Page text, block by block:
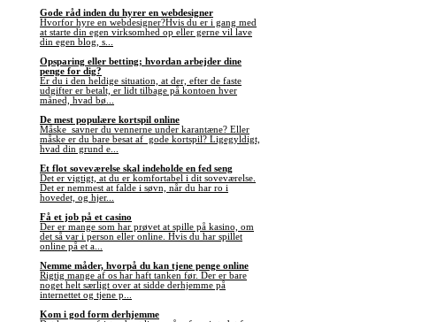
Gode råd inden du hyrer en webdesigner
Hvorfor hyre en webdesigner?Hvis du er i gang med
at starte din egen virksomhed op eller gerne vil lave
din egen blog, s...
Opsparing eller betting; hvordan arbejder dine
penge for dig?
Er du i den heldige situation, at der, efter de faste
udgifter er betalt, er lidt tilbage på kontoen hver
måned, hvad bø...
De mest populære kortspil online
Måske savner du vennerne under karantæne? Eller
måske er du bare besat af gode kortspil? Ligegyldigt,
hvad din grund e...
Et flot soveværelse skal indeholde en fed seng
Det er vigtigt, at du er komfortabel i dit soveværelse.
Det er nemmest at falde i søvn, når du har ro i
hovedet, og hjer...
Få et job på et casino
Der er mange som har prøvet at spille på kasino, om
det så var i person eller online. Hvis du har spillet
online på et a...
Nemme måder, hvorpå du kan tjene penge online
Rigtig mange af os har haft tanken før. Der er bare
noget helt særligt over at sidde derhjemme på
internettet og tjene p...
Kom i god form derhjemme